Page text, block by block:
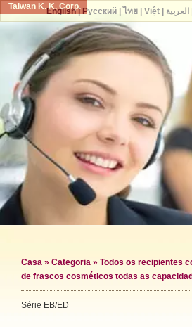
Taiwan K. K. Corp.
Casa » Categoria » Todos os recipientes
de frascos cosméticos todas as
Série EB/ED
English| Русский| ไทย| Việt| العربية